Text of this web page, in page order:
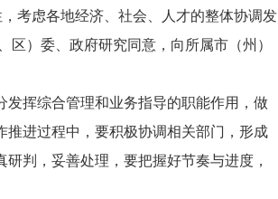
考虑各地经济、社会、人才的整体协调发
区）委、政府研究同意，向所属市（州）
发挥综合管理和业务指导的职能作用，做
进过程中，要积极协调相关部门，形成
判，妥善处理，要把握好节奏与进度，